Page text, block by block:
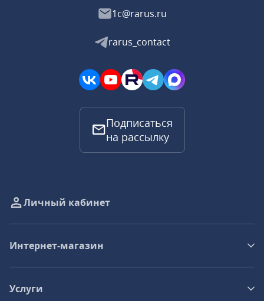
1c@rarus.ru
rarus_contact
Подписаться
на рассылку
Личный кабинет
Интернет-магазин
Услуги